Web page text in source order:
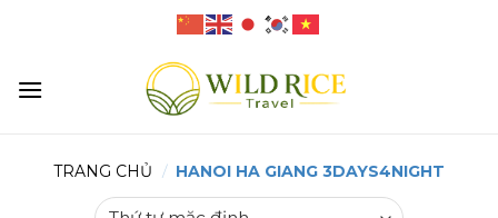
TRANG CHỦ / HANOI HA GIANG 3DAYS4NIGHT